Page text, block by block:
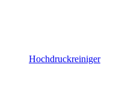
Hochdruckreiniger